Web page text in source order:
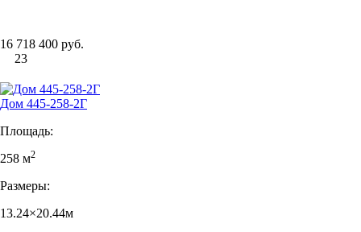
16 718 400 руб.
23
Дом 445-258-2Г
Площадь:
258 м2
Размеры:
13.24×20.44м